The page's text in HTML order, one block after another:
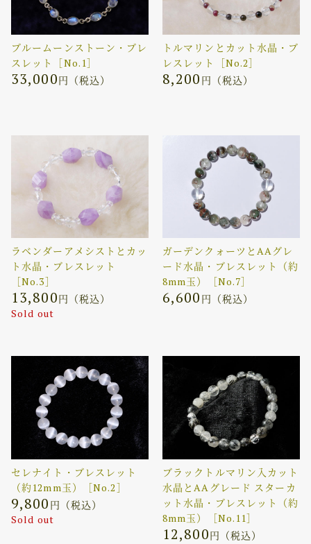
ブルームーンストーン・ブレ
スレット［No.1］
33,000円（税込）
トルマリンとカット水晶・ブ
レスレット［No.2］
8,200 円（税込）
ラベンダーアメシストとカッ
ト水晶・ブレスレット
［No.3］
13,800円（税込）
Sold out
ガーデンクォーツとAAグレ
ード水晶・ブレスレット（約
8mm玉）［No.7］
6,600 円（税込）
セレナイト・ブレスレット
（約12mm玉）［No.2］
9,800 円（税込）
Sold out
ブラックトルマリン入カット
水晶とAAグレード スターカ
ット水晶・ブレスレット（約
8mm玉）［No.11］
12,800円（税込）